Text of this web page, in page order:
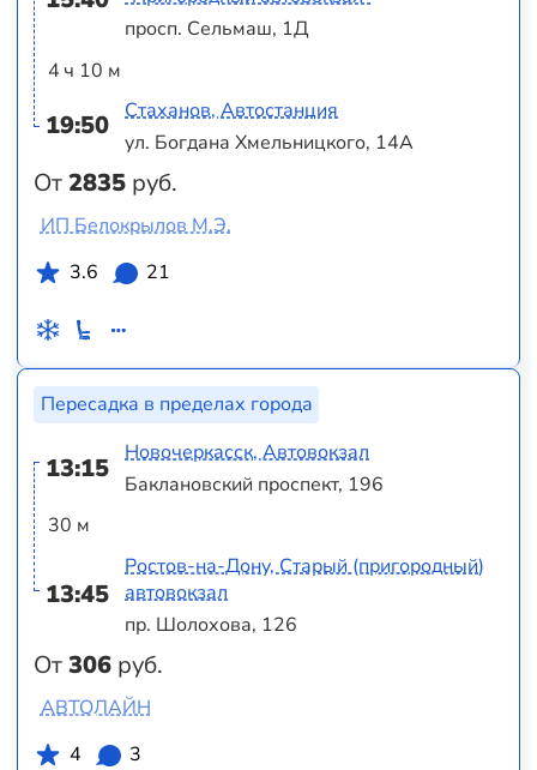
4 ч 10 м
19:50
От2835 руб.
просп. Сельмаш, 1Д
Стаханов, Автостанция
ул. Богдана Хмельницкого, 14А
ИП Белокрылов М.Э.
3.6
21
Пересадка в пределах города
13:15
30 м
13:45
От306 руб.
Новочеркасск, Автовокзал
Баклановский проспект, 196
Ростов-на-Дону, Старый (пригородный)
автовокзал
пр. Шолохова, 126
АВТОЛАЙН
4
3